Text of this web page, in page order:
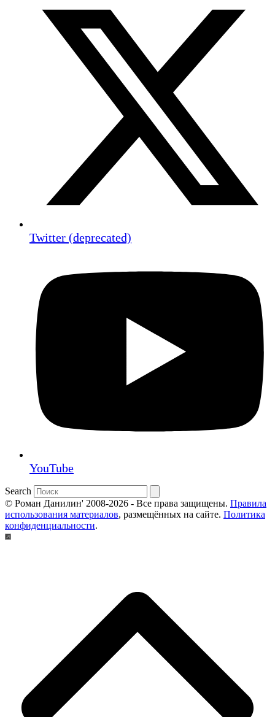
Twitter (deprecated)
YouTube
Search
© Роман Данилин' 2008-2026 - Все права защищены. Правила
использования материалов, размещённых на сайте. Политика
конфиденциальности.